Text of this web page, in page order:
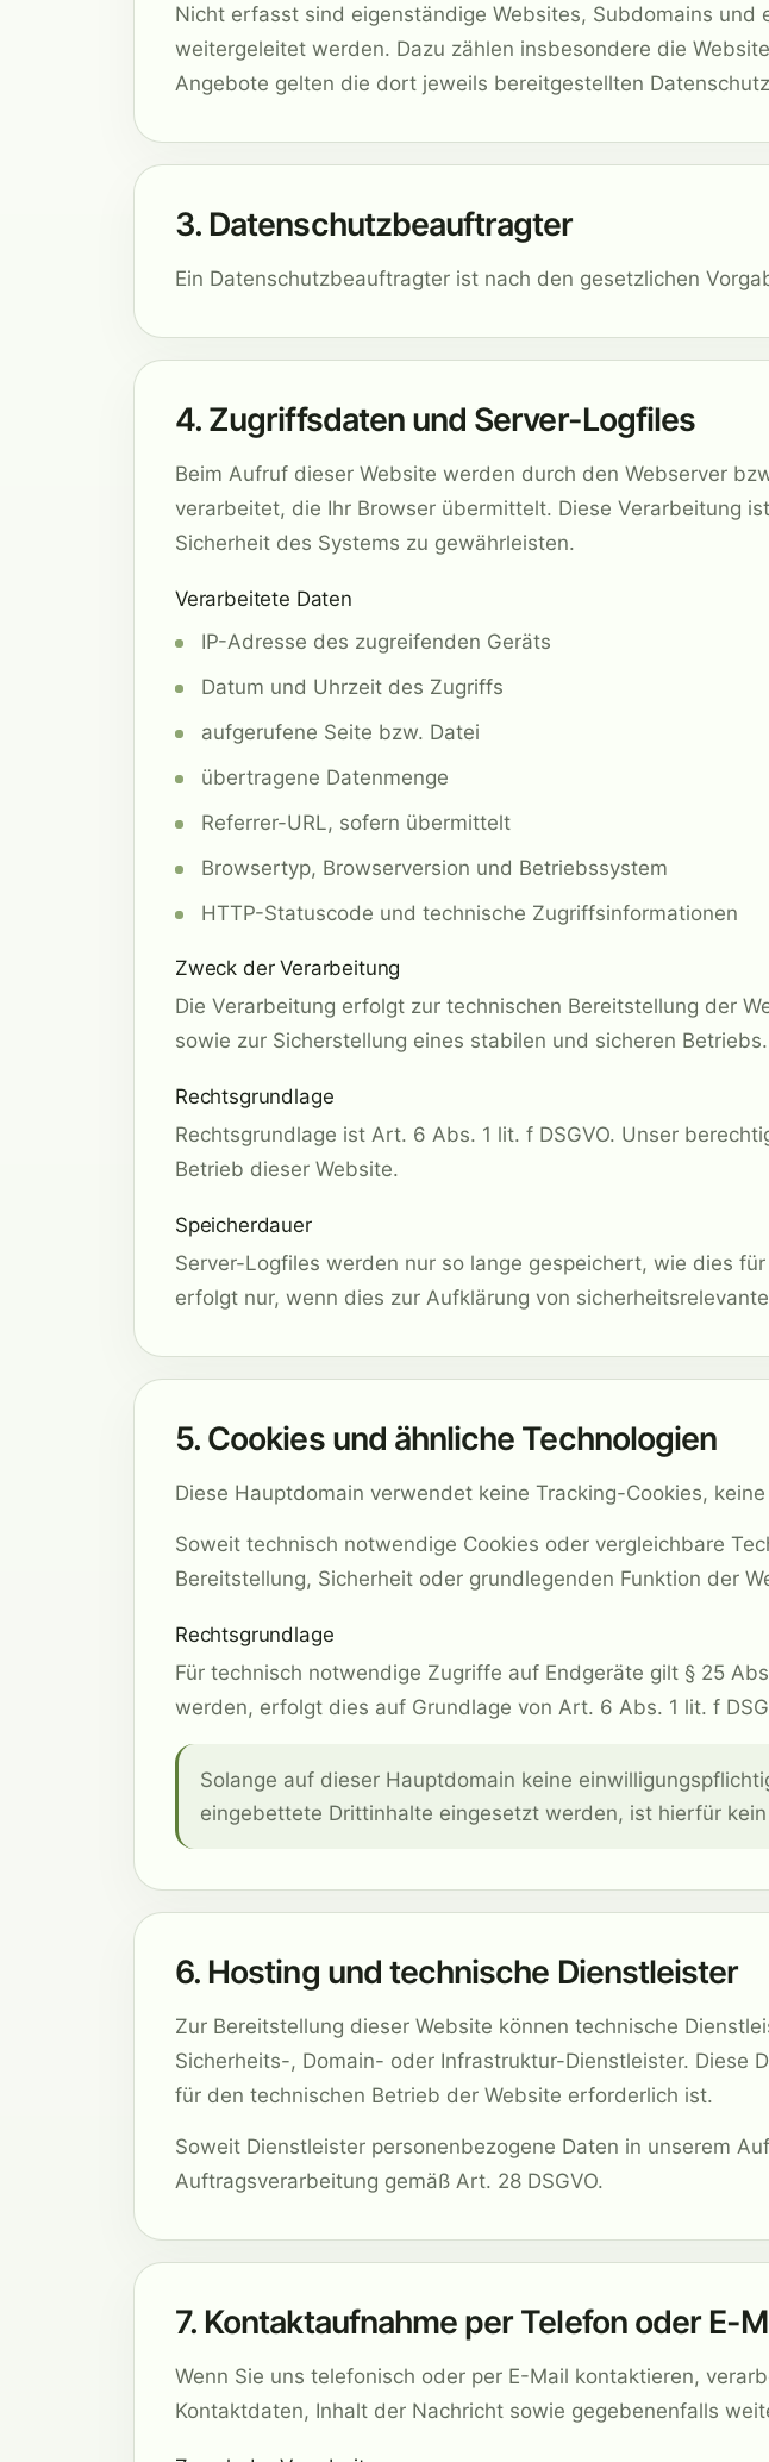
Nicht erfasst sind eigenständige Websites, Subdomains
weitergeleitet werden. Dazu zählen insbesondere die
Angebote gelten die dort jeweils bereitgestellten
3. Datenschutzbeauftragter
Ein Datenschutzbeauftragter ist nach den gesetzlichen
4. Zugriffsdaten und Server-Logfiles
Beim Aufruf dieser Website werden durch den Webserver
verarbeitet, die Ihr Browser übermittelt. Diese Verarbeitung
Sicherheit des Systems zu gewährleisten.
Verarbeitete Daten
IP-Adresse des zugreifenden Geräts
Datum und Uhrzeit des Zugriffs
aufgerufene Seite bzw. Datei
übertragene Datenmenge
Referrer-URL, sofern übermittelt
Browsertyp, Browserversion und Betriebssystem
HTTP-Statuscode und technische Zugriffsinformationen
Zweck der Verarbeitung
Die Verarbeitung erfolgt zur technischen Bereitstellung der
sowie zur Sicherstellung eines stabilen und sicheren Betriebs.
Rechtsgrundlage
Rechtsgrundlage ist Art. 6 Abs. 1 lit. f DSGVO. Unser
Betrieb dieser Website.
Speicherdauer
Server-Logfiles werden nur so lange gespeichert, wie dies
erfolgt nur, wenn dies zur Aufklärung von
5. Cookies und ähnliche Technologien
Diese Hauptdomain verwendet keine Tracking-Cookies,
Soweit technisch notwendige Cookies oder vergleichbare
Bereitstellung, Sicherheit oder grundlegenden Funktion der
Rechtsgrundlage
Für technisch notwendige Zugriffe auf Endgeräte gilt § 25
werden, erfolgt dies auf Grundlage von Art. 6 Abs. 1 lit. f
Solange auf dieser Hauptdomain keine
eingebettete Drittinhalte eingesetzt werden, ist hierfür
6. Hosting und technische Dienstleister
Zur Bereitstellung dieser Website können technische
Sicherheits-, Domain- oder Infrastruktur-Dienstleister. Diese
für den technischen Betrieb der Website erforderlich ist.
Soweit Dienstleister personenbezogene Daten in unserem
Auftragsverarbeitung gemäß Art. 28 DSGVO.
7. Kontaktaufnahme per Telefon oder E-
Wenn Sie uns telefonisch oder per E-Mail kontaktieren,
Kontaktdaten, Inhalt der Nachricht sowie gegebenenfalls